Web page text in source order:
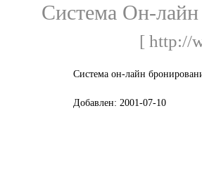
Система Он-
[ http://
Система он-лайн
Добавлен: 2001-07-10